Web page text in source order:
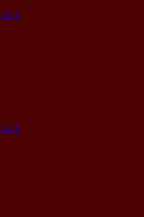
zu 1
zu 1